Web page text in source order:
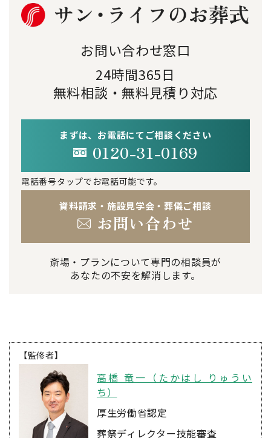
お問い合わせ窓口
24時間365日
無料相談・無料見積り対応
まずは、お電話にてご相談ください
0120-31-0169
電話番号タップでお電話可能です。
資料請求・施設見学会・葬儀ご相談
お問い合わせ
斎場・プランについて専門の相談員が
あなたの不安を解消します。
【監修者】
高橋 竜一（たかはし りゅうい
ち）
厚生労働省認定
葬祭ディレクター技能審査